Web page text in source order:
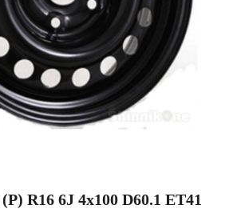
R16 6J 4x100 D60.1 ET41